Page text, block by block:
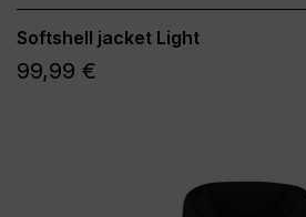
Softshell jacket Light
99,99 €